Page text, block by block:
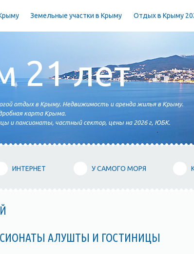
Земельные участки в Крыму Отдых в Крыму
21 лет
отдых в Крыму. Недвижимость и аренда жилья в Крыму.
карта Крыма.
и пансионаты, частный сектор, цены на 2026 г, ЮБК.
ИНТЕРНЕТ У САМОГО МОРЯ
АЛУШТЫ И ГОСТИНИЦЫ